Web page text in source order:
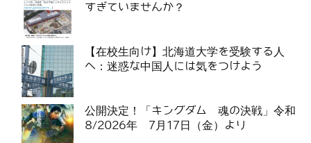
すぎていませんか？
【在校生向け】北海道大学を受験する人
へ：迷惑な中国人には気をつけよう
公開決定！「キングダム 魂の決戦」令和
8/2026年 7月17日（金）より